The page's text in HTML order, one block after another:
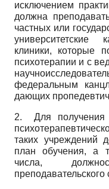
исключением
должна
частных или
университетские
клиники, которые
психотерапии и с
федеральным
дающих
2. Для получения
таких учреждений
план обучения, а
числа,
преподавательского